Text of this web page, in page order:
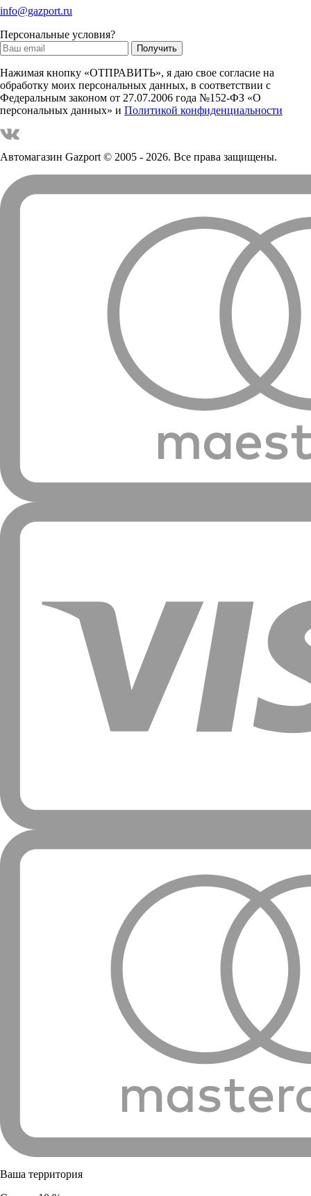
info@gazport.ru
Персональные условия?
Нажимая кнопку «ОТПРАВИТЬ», я даю свое согласие на
обработку моих персональных данных, в соответствии с
Федеральным законом от 27.07.2006 года №152-ФЗ «О
персональных данных» и Политикой конфиденциальности
Автомагазин Gazport© 2005 - 2026. Все права защищены.
Ваша территория